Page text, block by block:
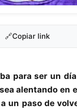
🔗Copiar link
para ser un
alentando en
un paso de